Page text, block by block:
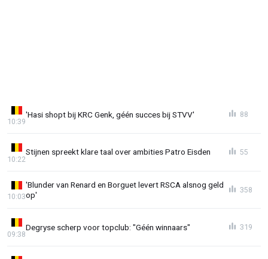
'Hasi shopt bij KRC Genk, géén succes bij STVV'
10:39
88
Stijnen spreekt klare taal over ambities Patro Eisden
10:22
55
'Blunder van Renard en Borguet levert RSCA alsnog geld
op'
10:03
358
Degryse scherp voor topclub: "Géén winnaars"
09:38
319